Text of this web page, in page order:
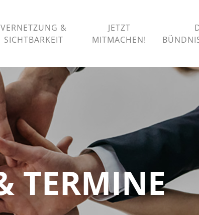
VERNETZUNG &
SICHTBARKEIT
JETZT
MITMACHEN!
TERMINE